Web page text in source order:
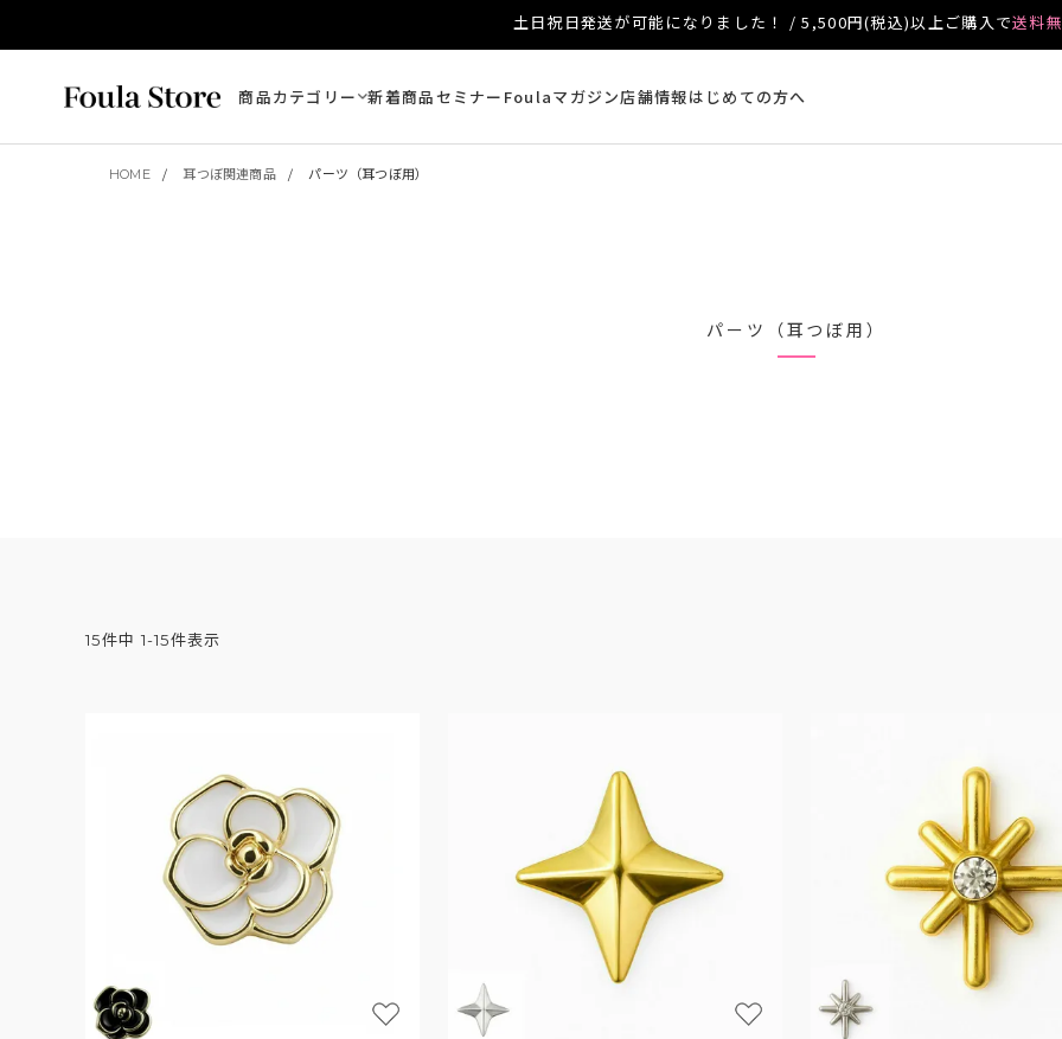
土日祝日発送が可能になりました！ / 5,500円(税込)以上ご購入で送料
商品カテゴリー 新着商品セミナー Foulaマガジン店舗情報はじめての方へ
HOME 耳つぼ関連商品 パーツ（耳つぼ用）
パーツ（耳つぼ用）
15件中 1-15件表示